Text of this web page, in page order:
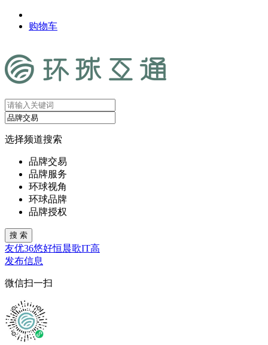
购物车
选择频道搜索
品牌交易
品牌服务
环球视角
环球品牌
品牌授权
友优36悠好恒晨歌IT高
发布信息
微信扫一扫